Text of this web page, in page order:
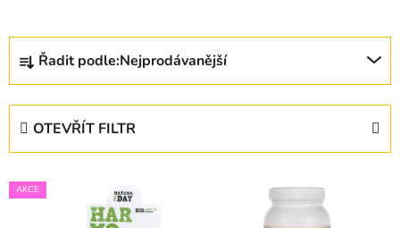
Ř
z
p
Řadit podle:Nejprodávanější
OTEVŘÍT FILTR
V
ý
AKCE